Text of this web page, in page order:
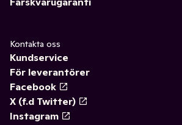
Kontakta oss
Kundservice
För leverantörer
Facebook
X (f.d Twitter)
Instagram